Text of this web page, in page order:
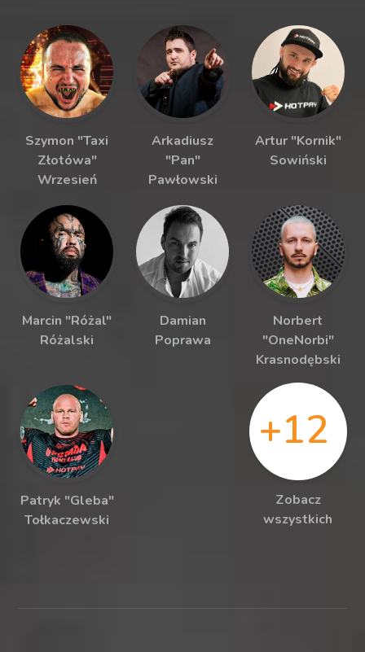
Szymon "Taxi
Złotówa"
Wrzesień
Arkadiusz
"Pan"
Pawłowski
Artur "Kornik"
Sowiński
Marcin "Różal"
Różalski
Damian
Poprawa
Norbert
"OneNorbi"
Krasnodębski
Patryk "Gleba"
Tołkaczewski
+12
Zobacz
wszystkich